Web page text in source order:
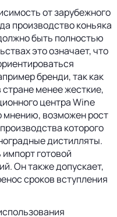
от зарубежного
производство коньяка
быть полностью
это означает, что
бренди, так как
стране менее жесткие,
центра Wine
мнению, возможен рост
которого
дистилляты.
готовой
Он также допускает,
сроков вступления